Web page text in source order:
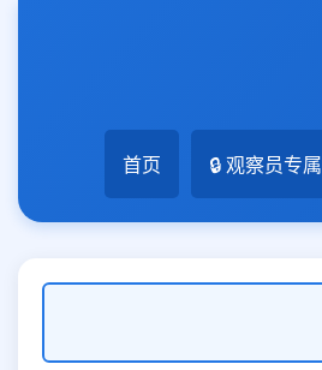
首页 🔒 观察员专属